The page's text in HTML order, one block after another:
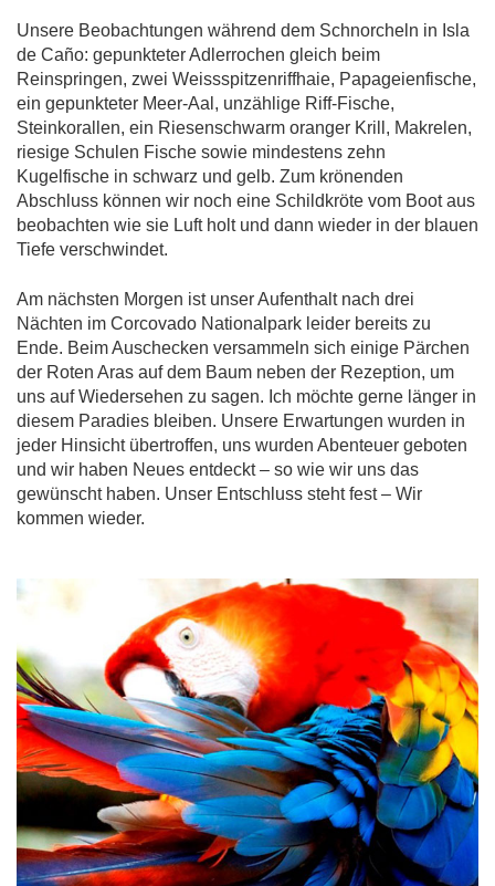
Unsere Beobachtungen während dem Schnorcheln in Isla
de Caño: gepunkteter Adlerrochen gleich beim
Reinspringen, zwei Weissspitzenriffhaie, Papageienfische,
ein gepunkteter Meer-Aal, unzählige Riff-Fische,
Steinkorallen, ein Riesenschwarm oranger Krill, Makrelen,
riesige Schulen Fische sowie mindestens zehn
Kugelfische in schwarz und gelb. Zum krönenden
Abschluss können wir noch eine Schildkröte vom Boot aus
beobachten wie sie Luft holt und dann wieder in der blauen
Tiefe verschwindet.
Am nächsten Morgen ist unser Aufenthalt nach drei
Nächten im Corcovado Nationalpark leider bereits zu
Ende. Beim Auschecken versammeln sich einige Pärchen
der Roten Aras auf dem Baum neben der Rezeption, um
uns auf Wiedersehen zu sagen. Ich möchte gerne länger in
diesem Paradies bleiben. Unsere Erwartungen wurden in
jeder Hinsicht übertroffen, uns wurden Abenteuer geboten
und wir haben Neues entdeckt – so wie wir uns das
gewünscht haben. Unser Entschluss steht fest – Wir
kommen wieder.